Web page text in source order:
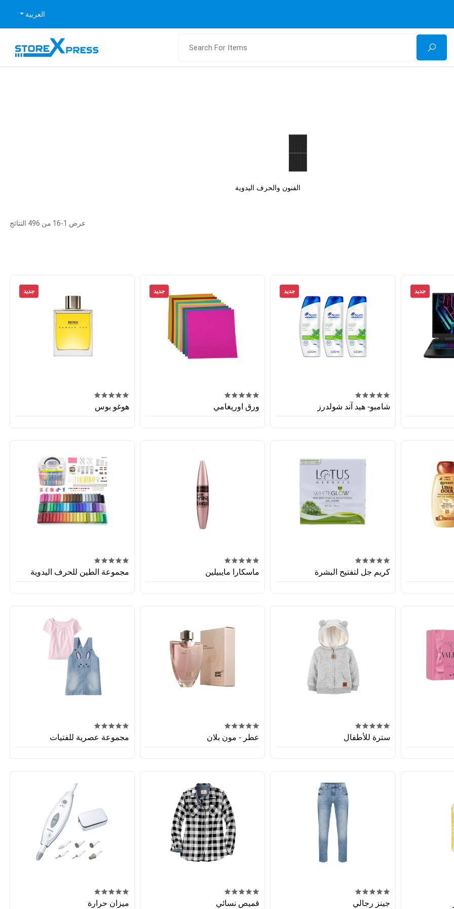
العربية
الفنون والحرف اليدوية
عرض 1-16 من 496 النتائج
جديد جديد
شامبو- هيد آند شولدرز
جديد
ورق اوريغامي
جديد
هوغو بوس
كريم جل لتفتيح البشرة ماسكارا مايبيلين مجموعة الطين للحرف اليدوية
سترة للأطفال عطر - مون بلان مجموعة عصرية للفتيات
جينز رجالي قميص نسائي ميزان حرارة